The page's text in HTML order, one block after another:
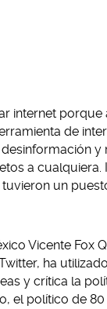
internet porque
de
y
a cualquiera.
un
Vicente Fox
ha
y crítica la
el político de